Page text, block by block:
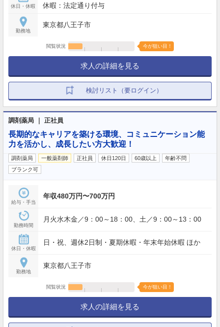
休日・休暇
休暇：法定通り付与
勤務地
東京都八王子市
閲覧状況 今が狙い目！
求人の詳細を見る
検討リスト（要ログイン）
調剤薬局 ｜ 正社員
長期的なキャリアを築ける環境、コミュニケーション能
力を活かし、成長したい方大歓迎！
調剤薬局 一般薬剤師 正社員 休日120日 60歳以上
年齢不問
ブランク可
給与・手当
年収480万円〜700万円
勤務時間
月火水木金／9：00～18：00、土／9：00～13：00
休日・休暇
日・祝、週休2日制・夏期休暇・年末年始休暇 ほか
勤務地
東京都八王子市
閲覧状況 今が狙い目！
求人の詳細を見る